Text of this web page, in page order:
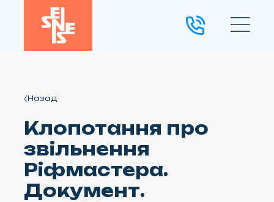
Назад
Клопотання про
звільнення
Ріфмастера.
Документ.